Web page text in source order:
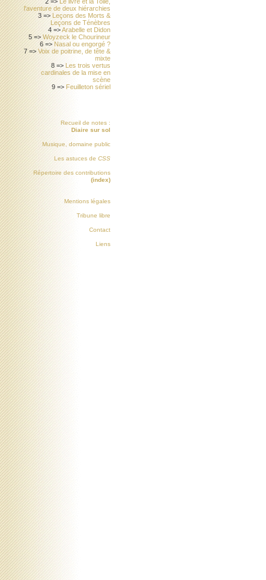
l'aventure de deux hiérarchies
3 => Leçons des Morts &
Leçons de Ténèbres
4 =>Arabelle et Didon
5 =>Woyzeck le Chourineur
6 => Nasal ou engorgé ?
7 =>Voix de poitrine, de tête &
mixte
8 => Les trois vertus
cardinales de la mise en
scène
9 => Feuilleton sériel
Recueil de notes :
Diaire sur sol
Musique, domaine public
Les astuces de CSS
Répertoire des contributions
(index)
Mentions légales
Tribune libre
Contact
Liens